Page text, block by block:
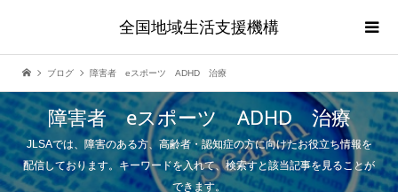
全国地域生活支援機構
ブログ 障害者 eスポーツ ADHD 治療
障害者 eスポーツ ADHD 治療
JLSAでは、障害のある方、高齢者・認知症の方に向けたお役立ち情報を
配信しております。キーワードを入れて、検索すと該当記事を見ることが
できます。